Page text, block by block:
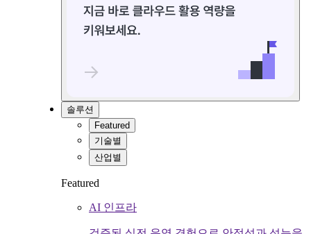
솔루션
Featured
기술별
산업별
Featured
AI 인프라